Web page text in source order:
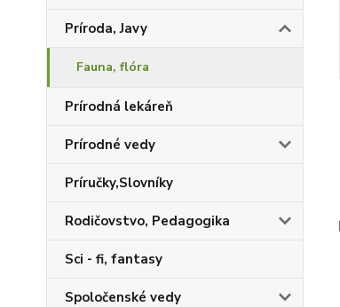
Príroda, Javy
Fauna, flóra
Prírodná lekáreň
Prírodné vedy
Príručky,Slovníky
Rodičovstvo, Pedagogika
Sci - fi, fantasy
Spoločenské vedy